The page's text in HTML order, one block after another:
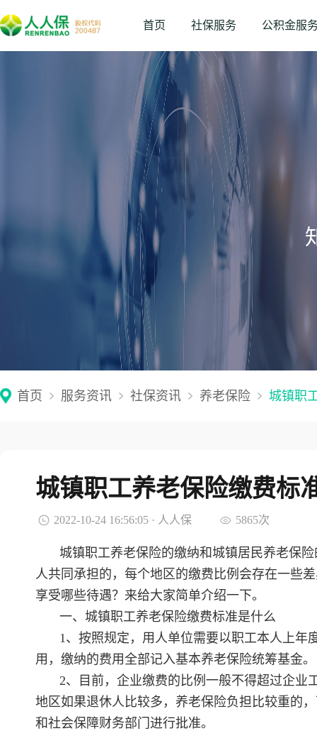
首页 社保服务 公积金服
首页 服务资讯 社保资讯 养老保险 城镇职
城镇职工养老保险缴费标
2022-10-24 16:56:05 · 人人保 5865次
城镇职工养老保险的缴纳和城镇居民养老保
人共同承担的，每个地区的缴费比例会存在一些
享受哪些待遇？来给大家简单介绍一下。
一、城镇职工养老保险缴费标准是什么
1、按照规定，用人单位需要以职工本人上
用，缴纳的费用全部记入基本养老保险统筹基金。
2、目前，企业缴费的比例一般不得超过企业
地区如果退休人比较多，养老保险负担比较重的
和社会保障财务部门进行批准。